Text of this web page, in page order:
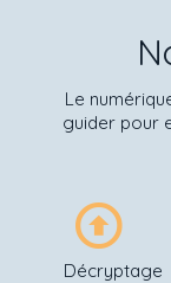
Le
guider pour
Décryptage